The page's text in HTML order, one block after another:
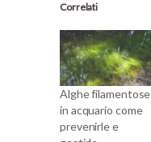
Correlati
Alghe filamentose
in acquario come
prevenirle e